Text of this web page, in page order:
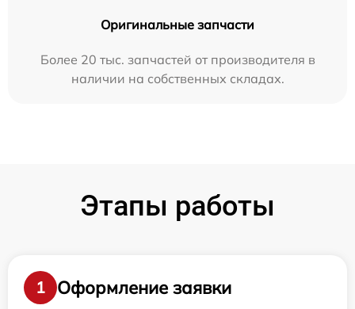
Оригинальные запчасти
Более 20 тыс. запчастей от производителя в
наличии на собственных складах.
Этапы работы
1
Оформление заявки